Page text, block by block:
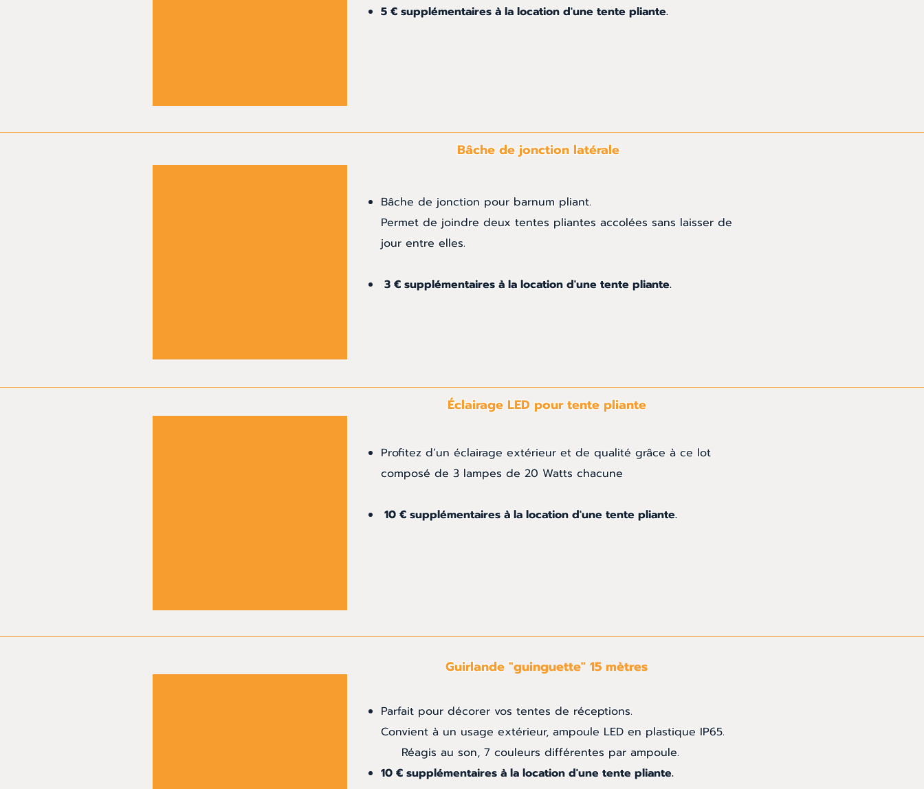
5 € supplémentaires à la location d'une tente pliante.
Bâche de jonction latérale
Bâche de jonction pour barnum pliant.
Permet de joindre deux tentes pliantes accolées sans laisser de
jour entre elles.
3 € supplémentaires à la location d'une tente pliante.
Éclairage LED pour tente pliante
Profitez d’un éclairage extérieur et de qualité grâce à ce lot
composé de 3 lampes de 20 Watts chacune
10 € supplémentaires à la location d'une tente pliante.
Guirlande "guinguette" 15 mètres
Parfait pour décorer vos tentes de réceptions.
Convient à un usage extérieur, ampoule LED en plastique IP65.
Réagis au son, 7 couleurs différentes par ampoule.
10 € supplémentaires à la location d'une tente pliante.